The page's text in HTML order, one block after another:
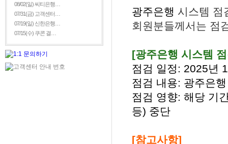
08/02(일) 씨티은행…
07/31(금) 고객센터…
07/19(일) 신한은행…
07/15(수) 쿠콘 결…
광주은행 시스템 점
회원분들께서는 점
[광주은행 시스템
점검 일정: 2025년
점검 내용: 광주은
점검 영향: 해당 기
등) 중단
[참고사항]